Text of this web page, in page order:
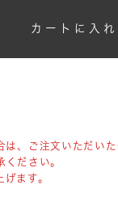
カートに入れ
は、ご注文いただい
ださい。
ます。